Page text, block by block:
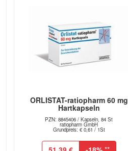
ORLISTAT-ratiopharm 60 mg
Hartkapseln
PZN: 8845406 / Kapseln, 84 St
ratiopharm GmbH
Grundpreis: € 0,61 / 1St